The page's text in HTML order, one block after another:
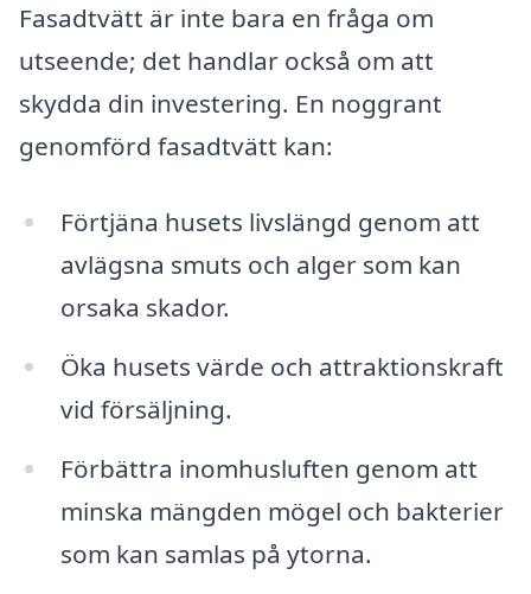
Fasadtvätt är inte bara en fråga om
utseende; det handlar också om att
skydda din investering. En noggrant
genomförd fasadtvätt kan:
Förtjäna husets livslängd genom att
avlägsna smuts och alger som kan
orsaka skador.
Öka husets värde och attraktionskraft
vid försäljning.
Förbättra inomhusluften genom att
minska mängden mögel och bakterier
som kan samlas på ytorna.